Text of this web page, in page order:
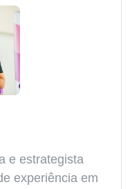
e estrategista
experiência em